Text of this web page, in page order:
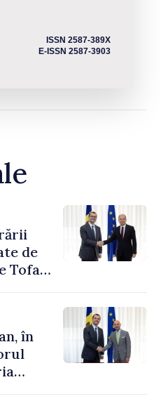
ISSN 2587-389X
E-ISSN 2587-3903
de
Tofan
în